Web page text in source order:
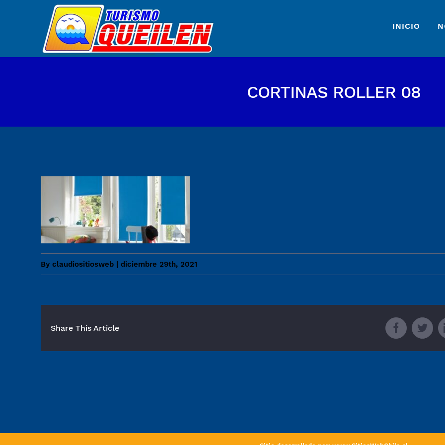
INICIO
CORTINAS ROLLER 08
By claudiositiosweb | diciembre 29th, 2021
Share This Article